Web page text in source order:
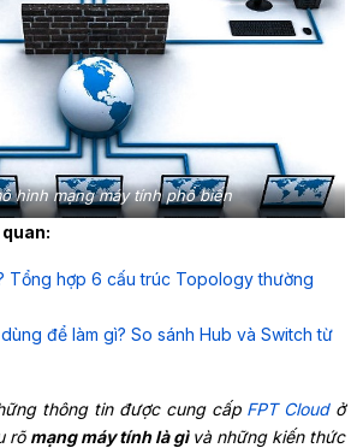
hình mạng máy tính phổ biến
Tổng hợp 6 cấu trúc Topology thường
để làm gì? So sánh Hub và Switch từ
thông tin được cung cấp FPT Cloudở
rõ mạng máy tính là gì và những kiến thức